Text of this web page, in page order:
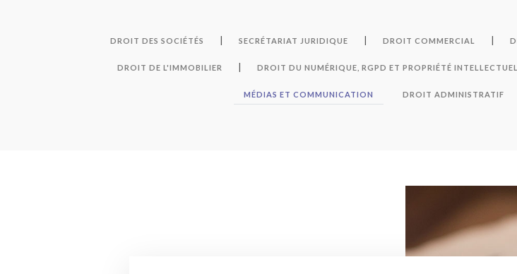
DROIT DES SOCIÉTÉS | SECRÉTARIAT JURIDIQUE | DROIT COMMERCIAL |
DROIT DE L'IMMOBILIER | DROIT DU NUMÉRIQUE, RGPD ET PROPRIÉTÉ
MÉDIAS ET COMMUNICATION DROIT ADMINISTRATIF